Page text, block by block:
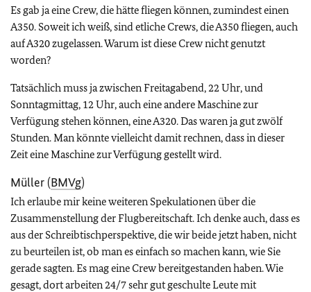
Es gab ja eine Crew, die hätte fliegen können, zumindest einen
A350. Soweit ich weiß, sind etliche Crews, die A350 fliegen, auch
auf A320 zugelassen. Warum ist diese Crew nicht genutzt
worden?
Tatsächlich muss ja zwischen Freitagabend, 22 Uhr, und
Sonntagmittag, 12 Uhr, auch eine andere Maschine zur
Verfügung stehen können, eine A320. Das waren ja gut zwölf
Stunden. Man könnte vielleicht damit rechnen, dass in dieser
Zeit eine Maschine zur Verfügung gestellt wird.
Müller (BMVg)
Ich erlaube mir keine weiteren Spekulationen über die
Zusammenstellung der Flugbereitschaft. Ich denke auch, dass es
aus der Schreibtischperspektive, die wir beide jetzt haben, nicht
zu beurteilen ist, ob man es einfach so machen kann, wie Sie
gerade sagten. Es mag eine Crew bereitgestanden haben. Wie
gesagt, dort arbeiten 24/7 sehr gut geschulte Leute mit